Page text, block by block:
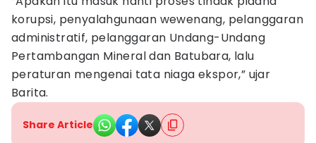
korupsi, penyalahgunaan wewenang, pelanggaran
administratif, pelanggaran Undang-Undang
Pertambangan Mineral dan Batubara, lalu
peraturan mengenai tata niaga ekspor,” ujar
Barita.
Share Article